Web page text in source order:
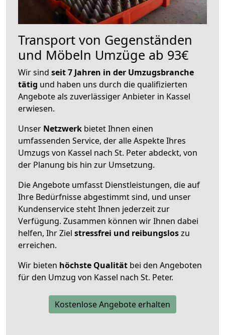
Transport von Gegenständen
und Möbeln Umzüge ab 93€
Wir sind seit 7 Jahren in der Umzugsbranche
tätig und haben uns durch die qualifizierten
Angebote als zuverlässiger Anbieter in Kassel
erwiesen.
Unser Netzwerk bietet Ihnen einen
umfassenden Service, der alle Aspekte Ihres
Umzugs von Kassel nach St. Peter abdeckt, von
der Planung bis hin zur Umsetzung.
Die Angebote umfasst Dienstleistungen, die auf
Ihre Bedürfnisse abgestimmt sind, und unser
Kundenservice steht Ihnen jederzeit zur
Verfügung. Zusammen können wir Ihnen dabei
helfen, Ihr Ziel stressfrei und reibungsloszu
erreichen.
Wir bieten höchste Qualität bei den Angeboten
für den Umzug von Kassel nach St. Peter.
Kostenlose Angebote erhalten